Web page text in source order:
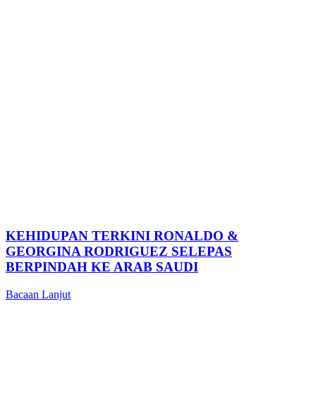
KEHIDUPAN TERKINI RONALDO &
GEORGINA RODRIGUEZ SELEPAS
BERPINDAH KE ARAB SAUDI
Bacaan Lanjut